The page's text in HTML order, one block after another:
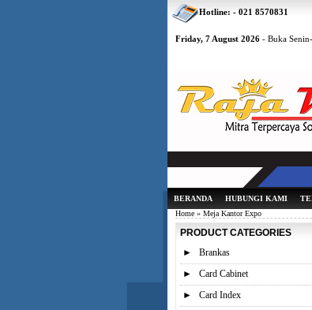
Friday, 7 August 2026 - Buka
BERANDA HUBUNGI KAMI
Home » Meja Kantor Expo
PRODUCT CATEGORIES
►
Brankas
►
Card Cabinet
►
Card Index
Hotline: - 021 8570831